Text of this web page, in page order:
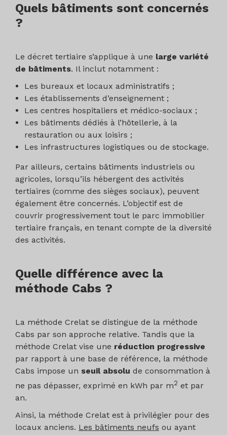
Quels bâtiments sont concernés
?
Le décret tertiaire s’applique à une large variété
de bâtiments. Il inclut notamment :
Les bureaux et locaux administratifs ;
Les établissements d’enseignement ;
Les centres hospitaliers et médico-sociaux ;
Les bâtiments dédiés à l’hôtellerie, à la
restauration ou aux loisirs ;
Les infrastructures logistiques ou de stockage.
Par ailleurs, certains bâtiments industriels ou
agricoles, lorsqu’ils hébergent des activités
tertiaires (comme des sièges sociaux), peuvent
également être concernés. L’objectif est de
couvrir progressivement tout le parc immobilier
tertiaire français, en tenant compte de la diversité
des activités.
Quelle différence avec la
méthode Cabs ?
La méthode Crelat se distingue de la méthode
Cabs par son approche relative. Tandis que la
méthode Crelat vise une réduction progressive
par rapport à une base de référence, la méthode
Cabs impose un seuil absolu de consommation à
ne pas dépasser, exprimé en kWh par m2 et par
an.
Ainsi, la méthode Crelat est à privilégier pour des
locaux anciens. Les bâtiments neufs ou ayant